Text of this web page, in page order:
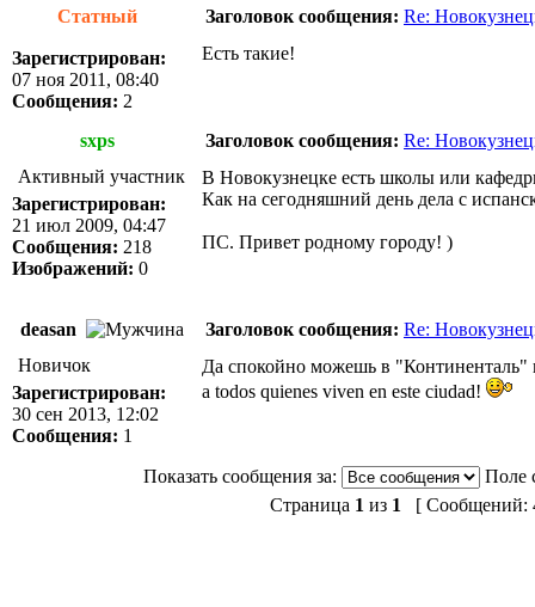
Статный Заголовок сообщения: Re:
Зарегистрирован:
07 ноя 2011, 08:40
Сообщения: 2
Есть такие!
sxps Заголовок сообщения: Re:
Активный участник
Зарегистрирован:
21 июл 2009, 04:47
Сообщения: 218
Изображений: 0
В Новокузнецке есть школы или
Как на сегодняшний день дела с
ПС. Привет родному городу! )
deasan Заголовок сообщения: Re:
Новичок
Зарегистрирован:
30 сен 2013, 12:02
Сообщения: 1
Да спокойно можешь в "Континенталь"
a todos quienes viven en este ciudad!
Показать сообщения за:
Поле
Страница 1 из 1 [ Сообщений: